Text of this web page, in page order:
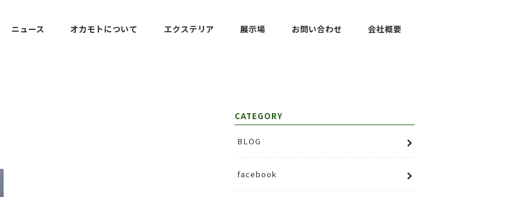
ニュース オカモトについて エクステリア 展示場 お問い合わせ 会社概要
CATEGORY
BLOG
facebook